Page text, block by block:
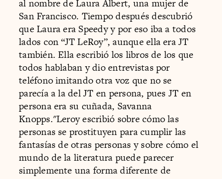
al nombre de Laura Albert, una mujer de
San Francisco. Tiempo después descubrió
que Laura era Speedy y por eso iba a todos
lados con “JT LeRoy”, aunque ella era JT
también. Ella escribió los libros de los que
todos hablaban y dio entrevistas por
teléfono imitando otra voz que no se
parecía a la del JT en persona, pues JT en
persona era su cuñada, Savanna
Knopps."Leroy escribió sobre cómo las
personas se prostituyen para cumplir las
fantasías de otras personas y sobre cómo el
mundo de la literatura puede parecer
simplemente una forma diferente de